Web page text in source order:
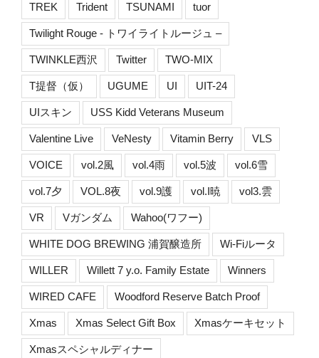
TREK Trident TSUNAMI tuor
Twilight Rouge - トワイライトルージュ –
TWINKLE西沢 Twitter TWO-MIX
T提督（仮） UGUME UI UIT-24
UIスキン USS Kidd Veterans Museum
Valentine Live VeNesty Vitamin Berry VLS
VOICE vol.2風 vol.4雨 vol.5波 vol.6雪
vol.7夕 VOL.8夜 vol.9護 vol.I暁 vol3.雲
VR Vガンダム Wahoo(ワフー)
WHITE DOG BREWING 浦賀醸造所 Wi-Fiルータ
WILLER Willett 7 y.o. Family Estate Winners
WIRED CAFE Woodford Reserve Batch Proof
Xmas Xmas Select Gift Box Xmasケーキセット
Xmasスペシャルディナー